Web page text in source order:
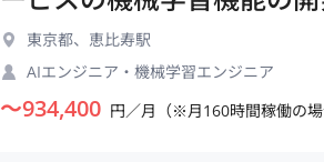
東京都、恵比寿駅
AIエンジニア・機械学習エンジニア
〜934,400 円／月（※月160時間稼働の場